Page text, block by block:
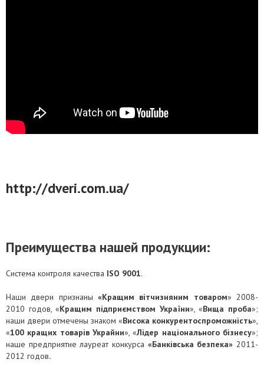
http://dveri.com.ua/
Преимущества нашей продукции:
Система контроля качества ISO 9001.
Наши двери признаны «Кращим вітчизняним товаром» 2008-
2010 годов, «Кращим підприємством України», «Вища проба»;
наши двери отмечены знаком «Висока конкурентоспроможність»,
«100 кращих товарів Украйни», «Лідер національного бізнесу»;
наше предприятие лауреат конкурса «Банківська безпека» 2011-
2012 годов.